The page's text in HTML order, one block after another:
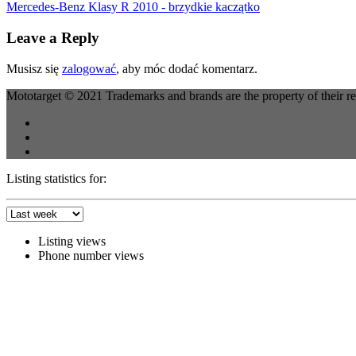
Mercedes-Benz Klasy R 2010 - brzydkie kaczątko
Leave a Reply
Musisz się zalogować, aby móc dodać komentarz.
Mototarget © 2021 Trademarks and brands are the property of their
Listing statistics for:
Listing views
Phone number views